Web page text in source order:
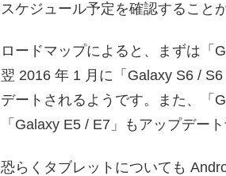
スケジュール予定を確認すること
ロードマップによると、まずは「
翌 2016 年 1 月に「Galaxy S6 /
デートされるようです。また、「
「Galaxy E5 / E7」もアップデー
恐らくタブレットについても